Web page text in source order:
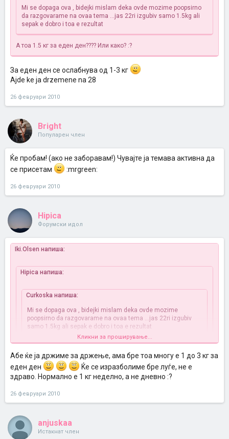
Mi se dopaga ova , bidejki mislam deka ovde mozime poopsirno
da razgovarame na ovaa tema ...jas 22ri izgubiv samo 1.5kg ali
sepak e dobro i toa e rezultat
А тоа 1.5 кг за еден ден???? Или како? :?
За еден ден се ослабнува од 1-3 кг
Ajde ke ja drzemene na 28
26 февруари 2010
Bright
Популарен член
Ќе пробам! (ако не заборавам!) Чувајте ја темава активна да
се присетам
:mrgreen:
26 февруари 2010
Hipica
Форумски идол
Iki.Olsen напиша:
Hipica напиша:
Curkoska напиша:
Mi se dopaga ova , bidejki mislam deka ovde mozime
poopsirno da razgovarame na ovaa tema ...jas 22ri izgubiv
samo 1.5kg ali sepak e dobro i toa e rezultat
За еден ден се ослабнува од 1-3 кг
Ajde ke ja drzemene na 28
Кликни за проширување...
Абе ќе ја држиме за држење, ама бре тоа многу е 1 до 3 кг за
еден ден
Ќе се изразболиме бре луѓе, не е
здраво. Нормално е 1 кг неделно, а не дневно :?
26 февруари 2010
anjuskaa
Истакнат член